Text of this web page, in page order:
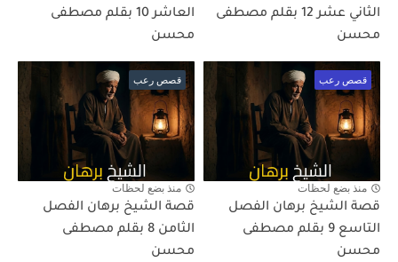
الثاني عشر 12 بقلم مصطفى
محسن
العاشر 10 بقلم مصطفى
محسن
قصص رعب
منذ بضع لحظات
قصة الشيخ برهان الفصل
التاسع 9 بقلم مصطفى
محسن
قصص رعب
منذ بضع لحظات
قصة الشيخ برهان الفصل
الثامن 8 بقلم مصطفى
محسن